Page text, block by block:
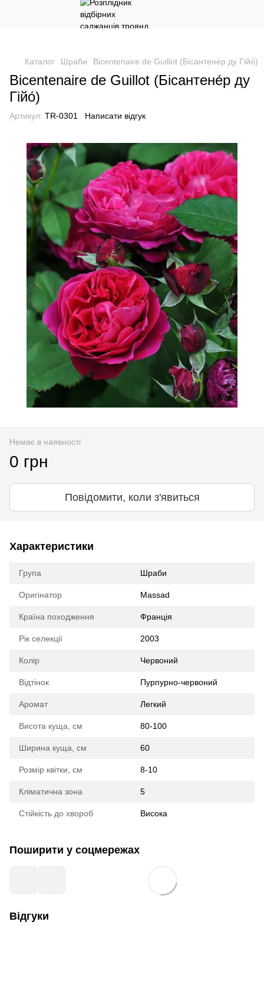
Каталог Шраби Bicentenaire de Guillot (Бісантене́р ду Гійо́)
Bicentenaire de Guillot (Бісантене́р ду
Гійо́)
Артикул: TR-0301 Написати відгук
Немає в наявності
0 грн
Повідомити, коли з'явиться
Характеристики
Група Шраби
Оригінатор Massad
Країна походження Франція
Рік селекції 2003
Колір Червоний
Відтінок Пурпурно-червоний
Аромат Легкий
Висота куща, см 80-100
Ширина куща, см 60
Розмір квітки, см 8-10
Кліматична зона 5
Стійкість до хвороб Висока
Поширити у соцмережах
Відгуки